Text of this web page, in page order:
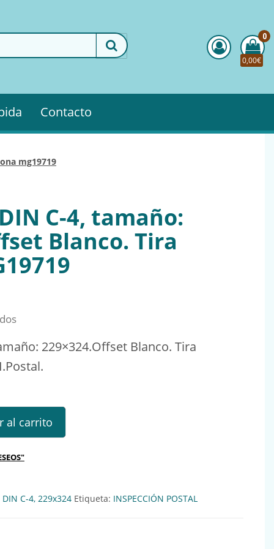
0
0,00€
Contacto
mg19719
C-4, tamaño:
Blanco. Tira
229×324.Offset Blanco. Tira
229x324.Offset Blanco. Tira Silicona MG19719 cantidad
al carrito
C-4, 229x324 Etiqueta: INSPECCIÓN POSTAL